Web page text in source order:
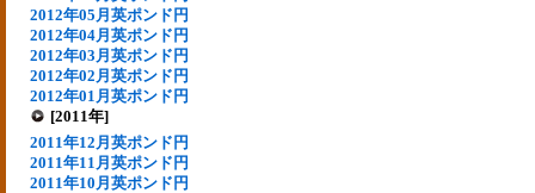
2012年05月英ポンド円
2012年04月英ポンド円
2012年03月英ポンド円
2012年02月英ポンド円
2012年01月英ポンド円
[2011年]
2011年12月英ポンド円
2011年11月英ポンド円
2011年10月英ポンド円